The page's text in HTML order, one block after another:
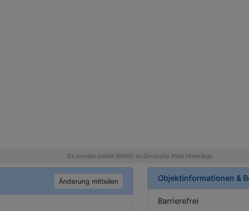
Änderung mitteilen Objektinformationen &
Barrierefrei